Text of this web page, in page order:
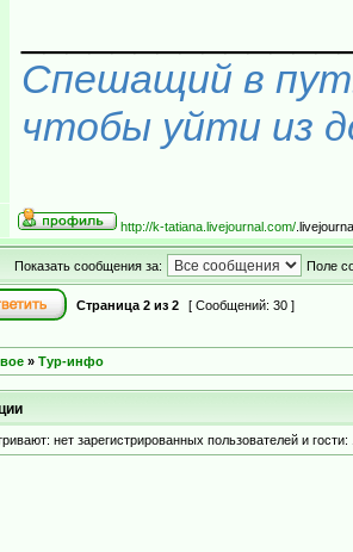
Спешащий в
чтобы уйти из
http://k-tatiana.livejournal.com/
Показать сообщения за: Поле
Страница 2 из 2 [ Сообщений: 30 ]
» Тур-инфо
нет зарегистрированных пользователей и гости: